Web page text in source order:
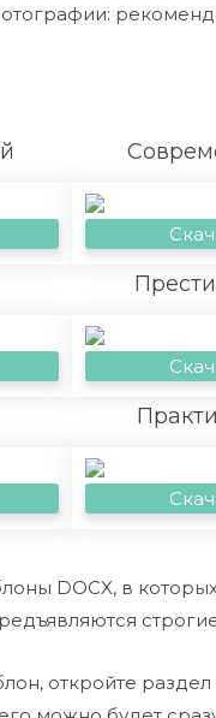
DOCX, в
откройте